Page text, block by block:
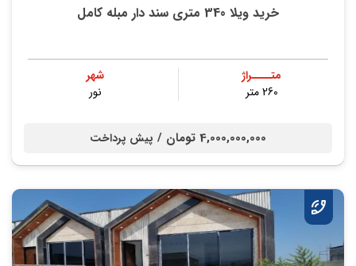
خرید ویلا 340 متری سند دار مبله کامل
متــــراژ
260 متر
شهر
نور
4,000,000,000 تومان / پیش پرداخت